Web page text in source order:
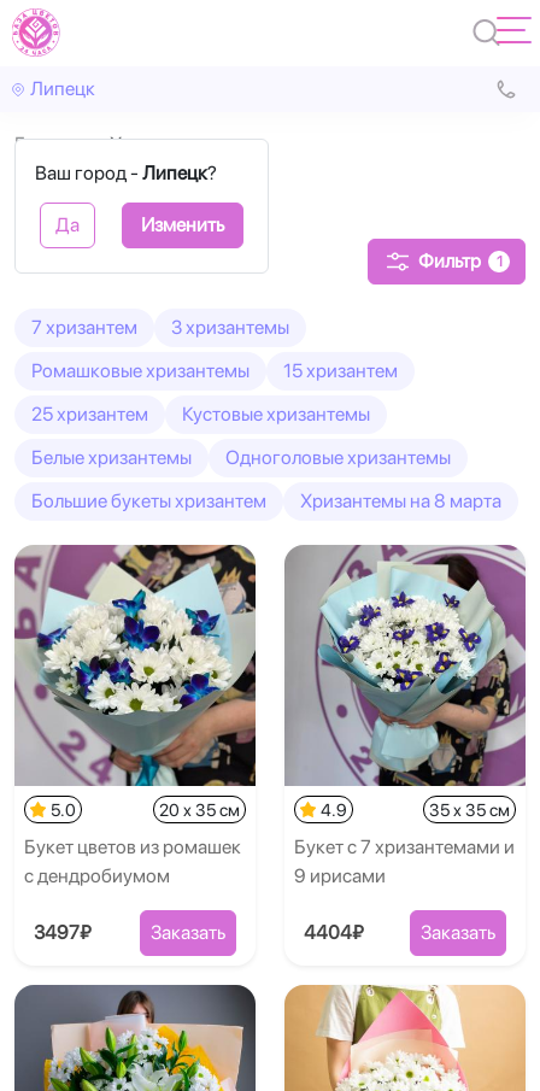
Липецк
Ваш город - Липецк?
Да Изменить
Главная Хризантемы
Хризантемы
Фильтр 1
7 хризантем
3 хризантемы
Ромашковые хризантемы
15 хризантем
25 хризантем
Кустовые хризантемы
Белые хризантемы
Одноголовые хризантемы
Большие букеты хризантем
Хризантемы на 8 марта
5.0 20 x 35 см
Букет цветов из ромашек
с дендробиумом
3497₽ Заказать
4.9 35 x 35 см
Букет с 7 хризантемами и
9 ирисами
4404₽ Заказать